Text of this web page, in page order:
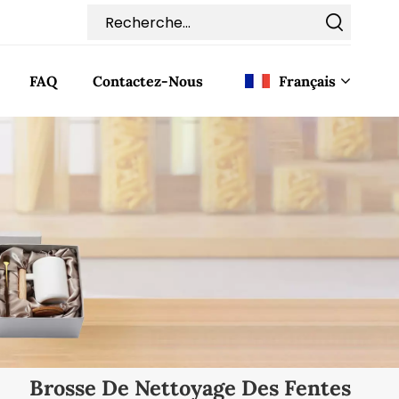
FAQ Contactez-Nous Français
English
Français
Español
Brosse De Nettoyage Des Fentes